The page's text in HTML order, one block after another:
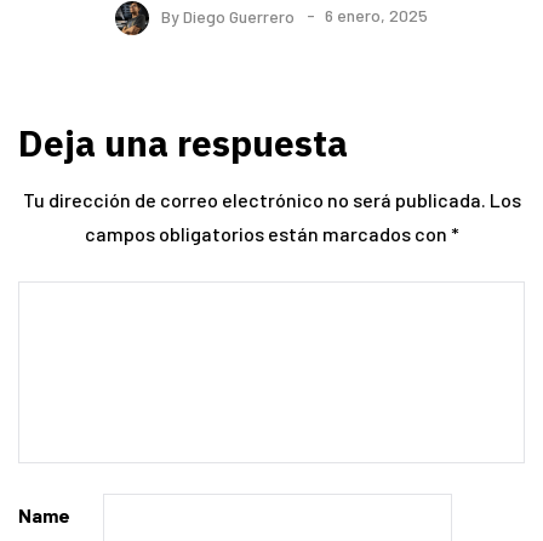
ByDiego Guerrero 6 enero, 2025
Deja una respuesta
Tu dirección de correo electrónico no será publicada. Los
campos obligatorios están marcados con *
Name